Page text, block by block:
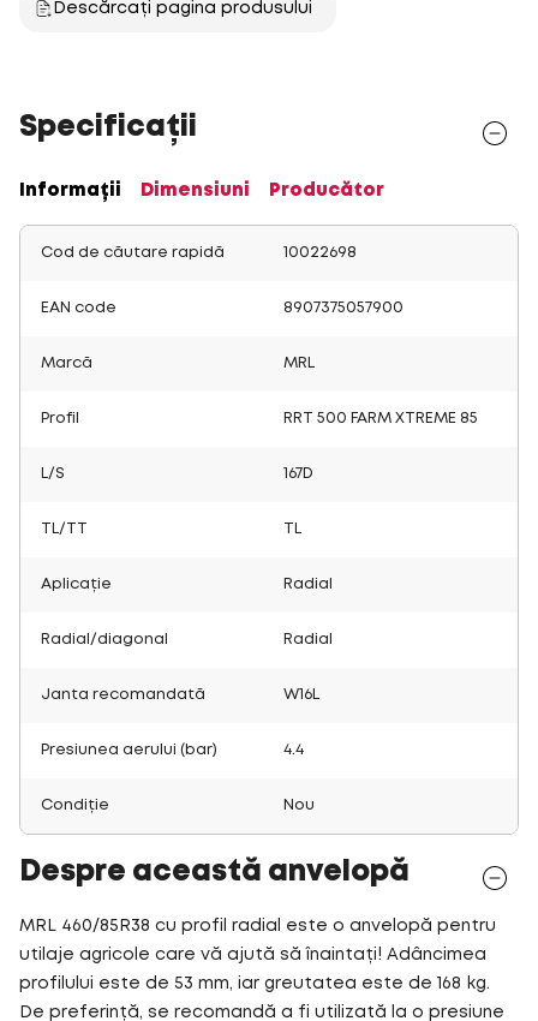
Descărcați pagina produsului
Specificații
Informații Dimensiuni Producător
Cod de căutare rapidă 10022698
EAN code 8907375057900
Marcă MRL
Profil RRT 500 FARM XTREME 85
L/S 167D
TL/TT
Aplicație Radial
Radial/diagonal Radial
Janta recomandată W16L
Presiunea aerului (bar) 4.4
Condiție Nou
Despre această anvelopă
MRL 460/85R38 cu profil radial este o anvelopă pentru
utilaje agricole care vă ajută să înaintați! Adâncimea
profilului este de 53 mm, iar greutatea este de 168 kg.
De preferință, se recomandă a fi utilizată la o presiune